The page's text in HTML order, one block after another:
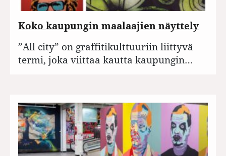
Koko kaupungin maalaajien näyttely
”All city” on graffitikulttuuriin liittyvä
termi, joka viittaa kautta kaupungin…